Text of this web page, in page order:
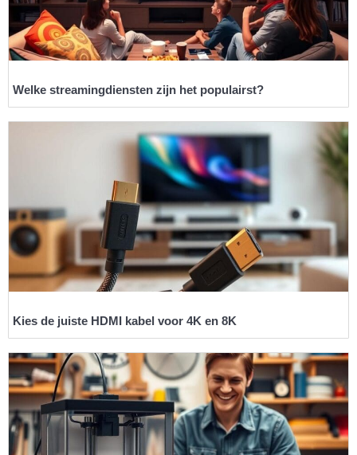
Welke streamingdiensten zijn het populairst?
Kies de juiste HDMI kabel voor 4K en 8K